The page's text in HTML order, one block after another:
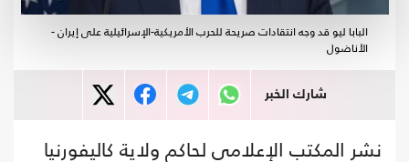
البابا ليو قد وجه انتقادات صريحة للحرب الأمريكية-الإسرائيلية على إيران -
الأناضول
شارك الخبر
نشر المكتب الإعلامي لحاكم ولاية كاليفورنيا